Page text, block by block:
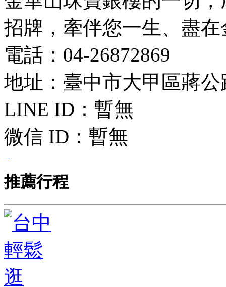
招牌，牽伴您一生、盡
電話：04-26872869
地址：臺中市大甲區蔣公
LINE ID： 暫無
微信 ID： 暫無
推薦行程